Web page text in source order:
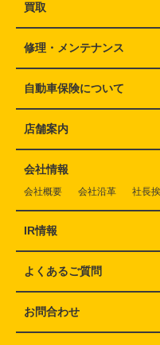
買取
修理・メンテナンス
自動車保険について
店舗案内
会社情報
会社概要 会社沿革 社長
IR情報
よくあるご質問
お問合わせ